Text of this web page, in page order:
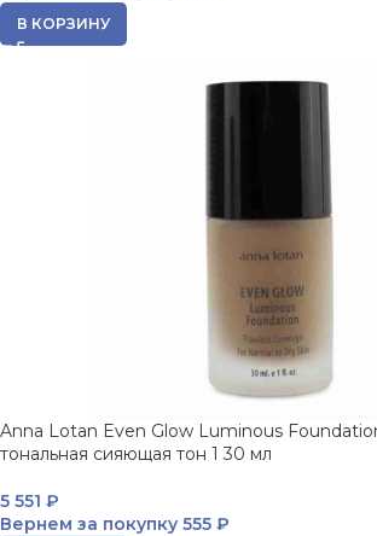
В КОРЗИНУ
Anna Lotan Even Glow Luminous
тональная сияющая тон 1 30 мл
5 551 ₽
Вернем за покупку 555 ₽